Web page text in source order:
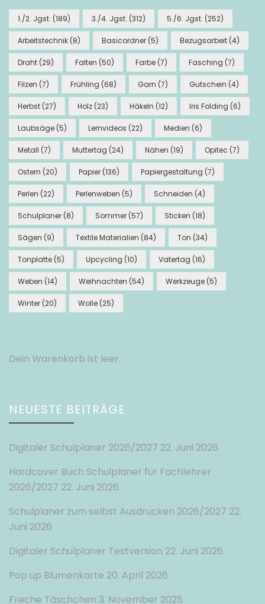
1./2. Jgst. (189) 3./4. Jgst. (312) 5./6. Jgst. (252)
Arbeitstechnik (8) Basicordner (5) Bezugsarbeit (4)
Draht (29) Falten (50) Farbe (7) Fasching (7)
Filzen (7) Frühling (68) Garn (7) Gutschein (4)
Herbst (27) Holz (23) Häkeln (12) Iris Folding (6)
Laubsäge (5) Lernvideos (22) Medien (6)
Metall (7) Muttertag (24) Nähen (19) Opitec (7)
Ostern (20) Papier (136) Papiergestaltung (7)
Perlen (22) Perlenweben (5) Schneiden (4)
Schulplaner (8) Sommer (57) Sticken (18)
Sägen (9) Textile Materialien (84) Ton (34)
Tonplatte (5) Upcycling (10) Vatertag (16)
Weben (14) Weihnachten (54) Werkzeuge (5)
Winter (20) Wolle (25)
Dein Warenkorb ist leer.
NEUESTE BEITRÄGE
Digitaler Schulplaner 2026/2027 22. Juni 2026
Hardcover Buch Schulplaner für Fachlehrer
2026/2027 22. Juni 2026
Schulplaner zum selbst Ausdrucken 2026/2027 22.
Juni 2026
Digitaler Schulplaner Testversion 22. Juni 2026
Pop up Blumenkarte 20. April 2026
Freche Täschchen 3. November 2025